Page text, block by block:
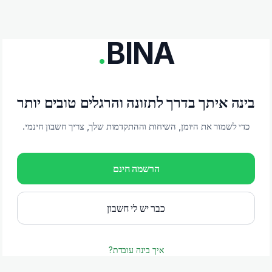
BINA
.
בינה איתך בדרך לתזונה והרגלים טובים יותר
כדי לשמור את היומן, השיחות וההתקדמות שלך, צריך חשבון חינמי.
הרשמה חינם
כבר יש לי חשבון
איך בינה עובדת?